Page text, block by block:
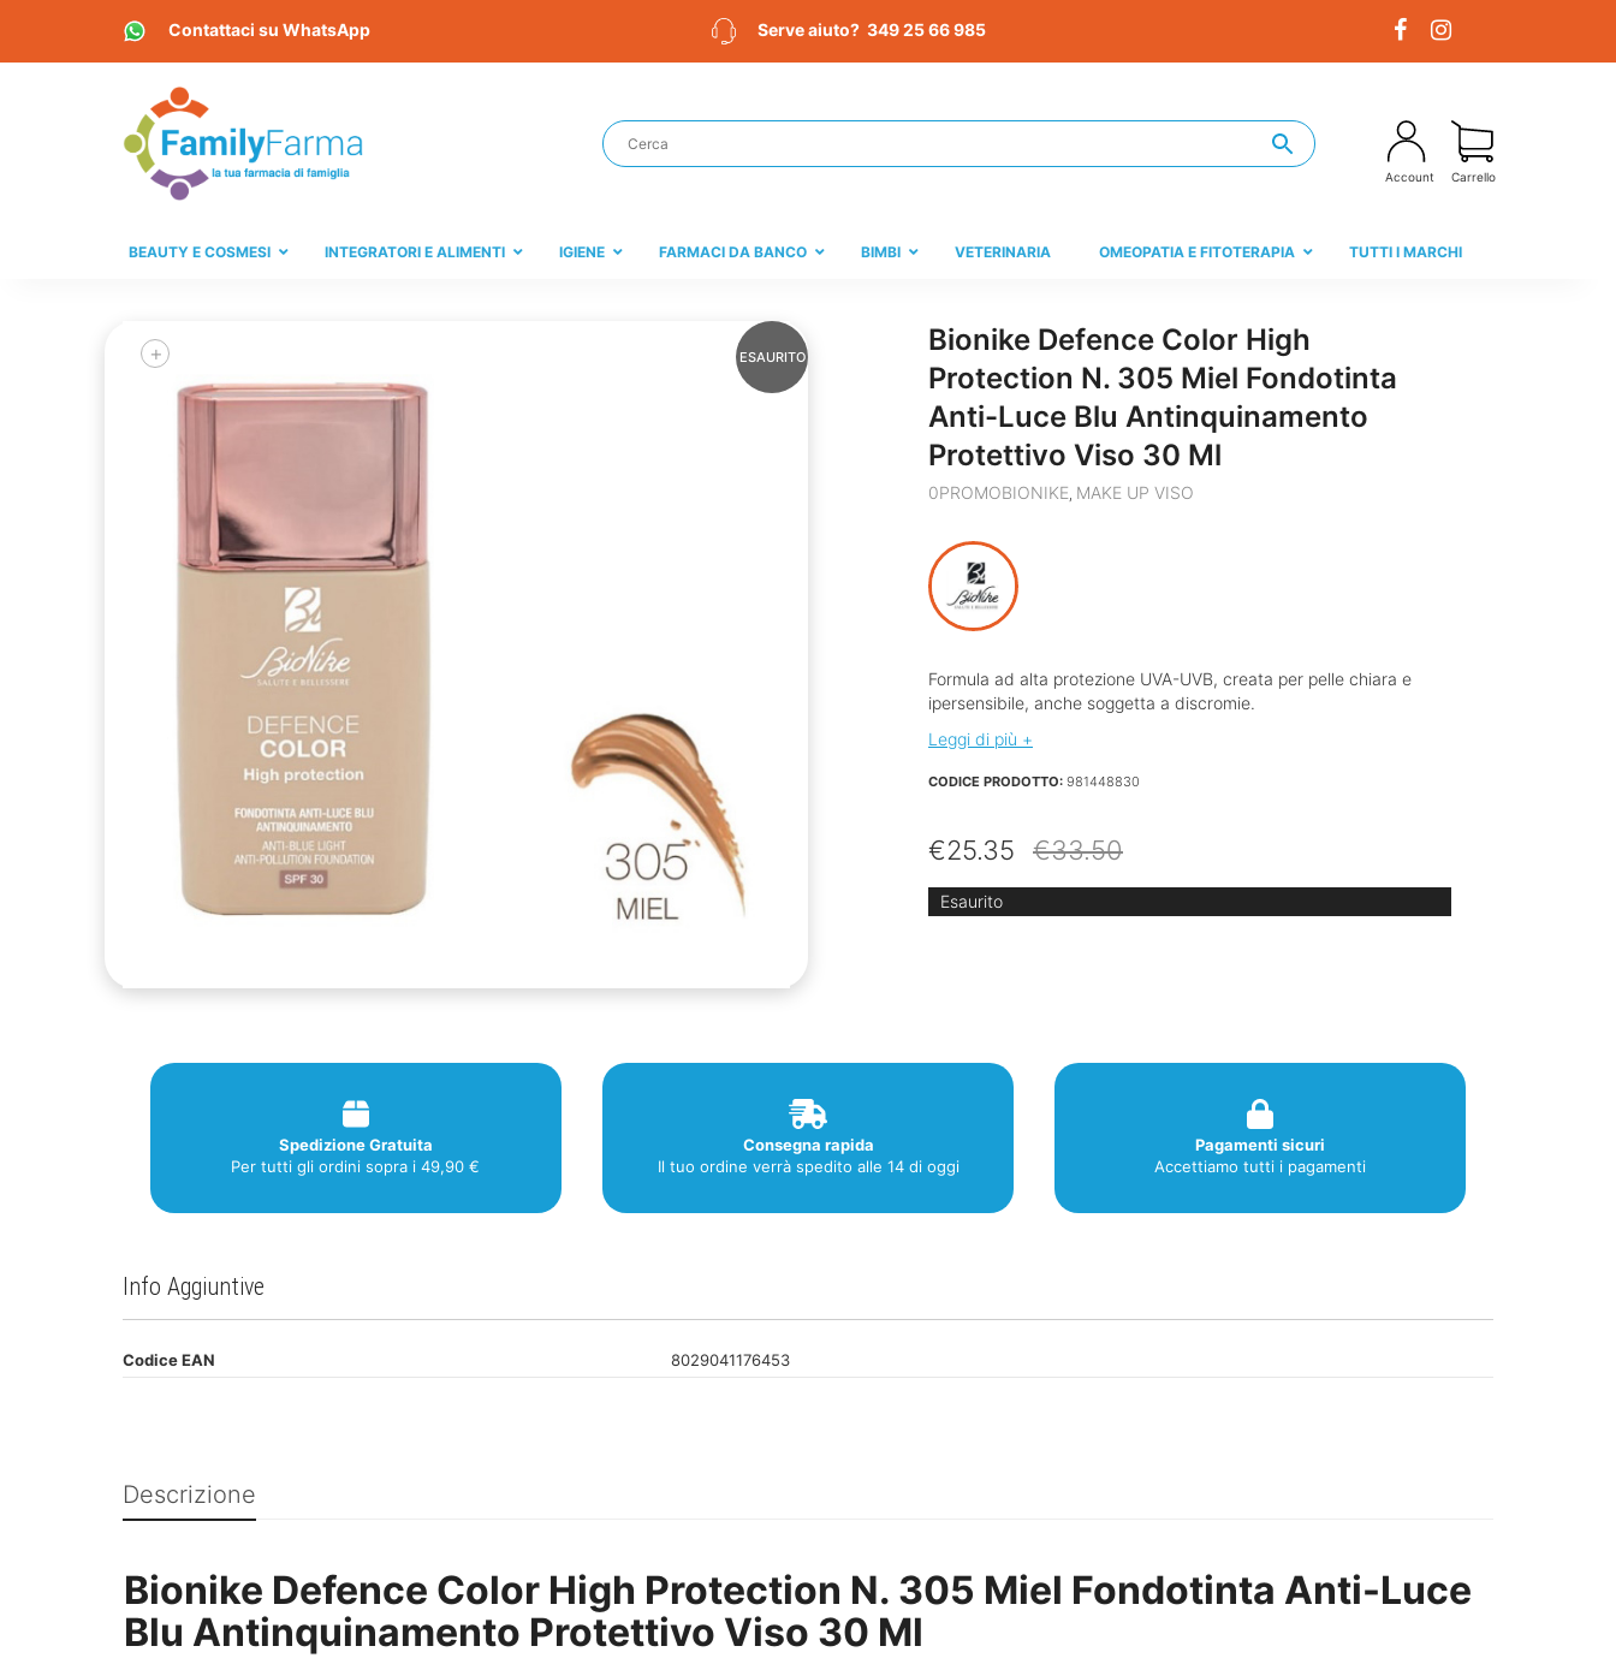
Contattaci su WhatsApp Serve aiuto? 349 25 66 985
Account Carrello
BEAUTY E COSMESI INTEGRATORI E ALIMENTI IGIENE FARMACI DA BANCO BIMBI VETERINARIA OMEOPATIA E FITOTERAPIA TUTTI I MARCHI
ESAURITO
+
Bionike Defence Color High
Protection N. 305 Miel Fondotinta
Anti-Luce Blu Antinquinamento
Protettivo Viso 30 Ml
0PROMOBIONIKE, MAKE UP VISO
Formula ad alta protezione UVA-UVB, creata per pelle chiara e
ipersensibile, anche soggetta a discromie.
Leggi di più +
CODICE PRODOTTO: 981448830
€33.50Il
€25.35
Il
Esaurito
Spedizione Gratuita
Per tutti gli ordini sopra i 49,90 €
Consegna rapida
Il tuo ordine verrà spedito alle 14 di oggi
Pagamenti sicuri
Accettiamo tutti i pagamenti
Info Aggiuntive
Codice EAN 8029041176453
Descrizione
Bionike Defence Color High Protection N. 305 Miel Fondotinta Anti-Luce
Blu Antinquinamento Protettivo Viso 30 Ml